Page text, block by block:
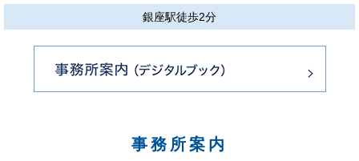
銀座駅徒歩2分
事務所案内